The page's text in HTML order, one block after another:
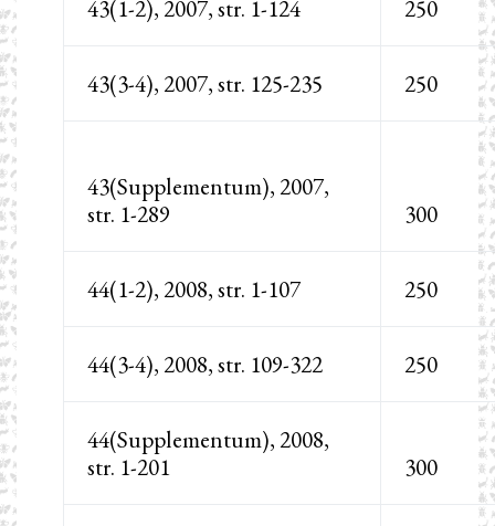
43(1-2), 2007, str. 1-124 250
43(3-4), 2007, str. 125-235 250
43(Supplementum), 2007,
str. 1-289
300
44(1-2), 2008, str. 1-107 250
44(3-4), 2008, str. 109-322 250
44(Supplementum), 2008,
str. 1-201
300